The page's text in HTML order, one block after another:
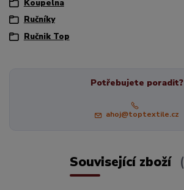
Koupelna
Ručníky
Ručnik Top
Potřebujete poradit?
ahoj@toptextile.cz
Související zboží